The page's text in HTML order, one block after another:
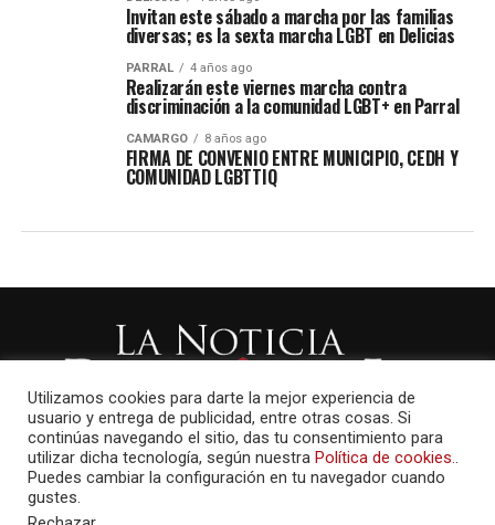
Invitan este sábado a marcha por las familias
diversas; es la sexta marcha LGBT en Delicias
PARRAL 4 años ago
Realizarán este viernes marcha contra
discriminación a la comunidad LGBT+ en Parral
CAMARGO 8 años ago
FIRMA DE CONVENIO ENTRE MUNICIPIO, CEDH Y
COMUNIDAD LGBTTIQ
Utilizamos cookies para darte la mejor experiencia de
usuario y entrega de publicidad, entre otras cosas. Si
continúas navegando el sitio, das tu consentimiento para
utilizar dicha tecnología, según nuestra Política de cookies..
Puedes cambiar la configuración en tu navegador cuando
gustes.